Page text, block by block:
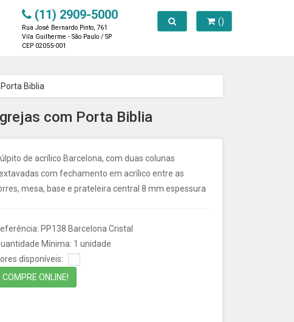
(11) 2909-5000
Rua José Bernardo Pinto, 761
Vila Guilherme - São Paulo / SP
CEP 02055-001
()
Toggle search
Biblia
com Porta Biblia
de acrílico Barcelona, com duas colunas
com fechamento em acrílico entre as
mesa, base e prateleira central 8 mm espessura
PP138 Barcelona Cristal
Mínima: 1 unidade
disponíveis:
COMPRE ONLINE!